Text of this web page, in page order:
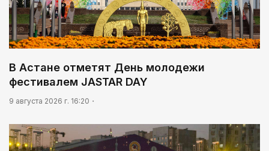
16:49
Минздрав опроверг сообщения о жестоком
обращении с пациентами психбольницы в
Актасе
17:45
В Казахстане предлагают усилить
радиоэкологический мониторинг приграничных
В Астане отметят День молодежи
фестивалем JASTAR DAY
9 августа 2026 г. 16:20